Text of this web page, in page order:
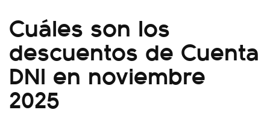
Cuáles son los
descuentos de Cuenta
DNI en noviembre
2025